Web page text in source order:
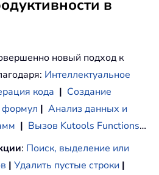
в
новый подход к
Интеллектуальное
кода | Создание
формул | Анализ данных и
| Вызов Kutools Functions…
: Поиск, выделение или
| Удалить пустые строки |